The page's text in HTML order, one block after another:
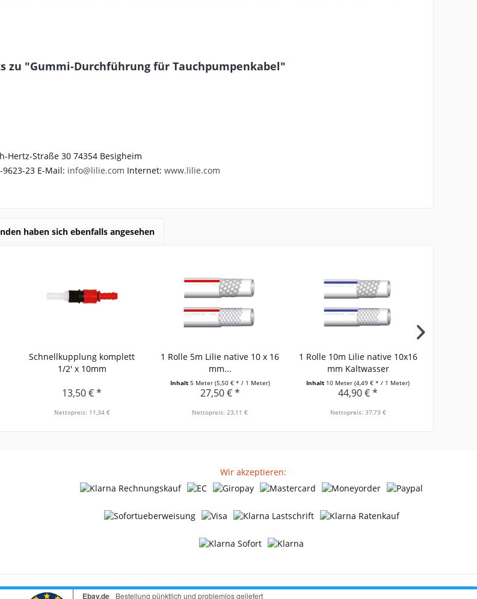
zu "Gummi-Durchführung für Tauchpumpenkabel"
Hertz-Straße 30 74354 Besigheim
9623-23 E-Mail: info@lilie.com Internet: www.lilie.com
haben sich ebenfalls angesehen
Schnellkupplung komplett
1/2' x 10mm
13,50 € *
Nettopreis: 11,34 €
1 Rolle 5m Lilie native 10 x 16
mm...
Inhalt 5 Meter (5,50 € * / 1 Meter)
27,50 € *
Nettopreis: 23,11 €
1 Rolle 10m Lilie native 10x16
mm Kaltwasser
Inhalt 10 Meter(4,49 € * / 1 Meter)
44,90 € *
Nettopreis: 37,73 €
Wir akzeptieren: